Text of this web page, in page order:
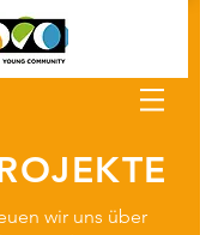
wir uns über